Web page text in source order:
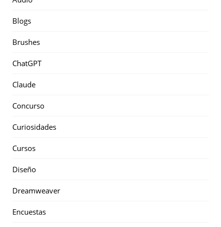
Blogs
Brushes
ChatGPT
Claude
Concurso
Curiosidades
Cursos
Diseño
Dreamweaver
Encuestas